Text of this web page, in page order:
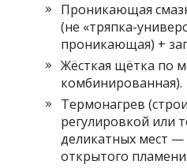
Проникающая
(не «тряпка-
проникающая) +
Жёсткая щётка по
комбинированная).
Термонагрев
регулировкой или
деликатных мест
открытого пламени.